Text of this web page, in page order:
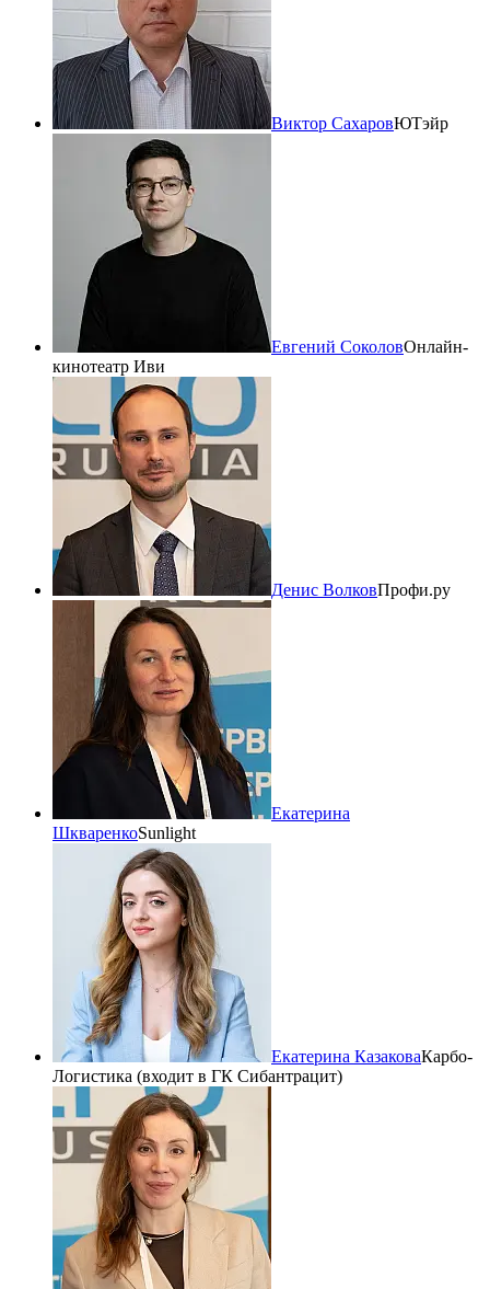
Виктор СахаровЮТэйр
Евгений СоколовОнлайн-
кинотеатр Иви
Денис ВолковПрофи.ру
Екатерина
ШкваренкоSunlight
Екатерина КазаковаКарбо-
Логистика (входит в ГК Сибантрацит)